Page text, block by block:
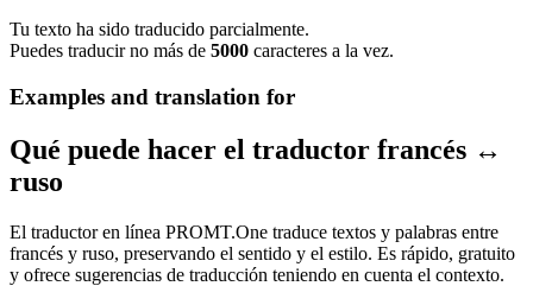
Tu texto ha sido traducido parcialmente.
Puedes traducir no más de 5000 caracteres a la vez.
Examples and translation for
Qué puede hacer el traductor francés ↔
ruso
El traductor en línea PROMT.One traduce textos y palabras entre
francés y ruso, preservando el sentido y el estilo. Es rápido, gratuito
y ofrece sugerencias de traducción teniendo en cuenta el contexto.